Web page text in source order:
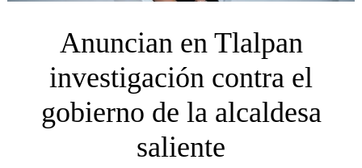
Anuncian en Tlalpan
investigación contra el
gobierno de la alcaldesa
saliente